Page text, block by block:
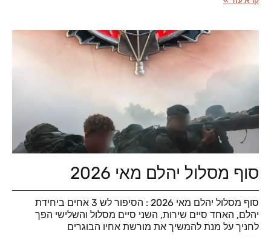
סוף מסלול יהלם מאי 2026
סוף מסלול יהלם מאי 2026 : הסיפור לש 3 אחים ביחידת
יהלם, האחד סיים שירות, השני סיים מסלול והשלישי הפך
לחניך על מנת להמשיך את מורשת אחיו הבוגרים